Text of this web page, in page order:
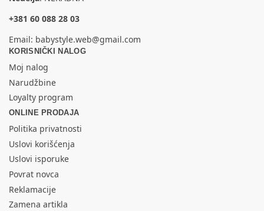
+381 60 088 28 03
Email: babystyle.web@gmail.com
KORISNIČKI NALOG
Moj nalog
Narudžbine
Loyalty program
ONLINE PRODAJA
Politika privatnosti
Uslovi korišćenja
Uslovi isporuke
Povrat novca
Reklamacije
Zamena artikla